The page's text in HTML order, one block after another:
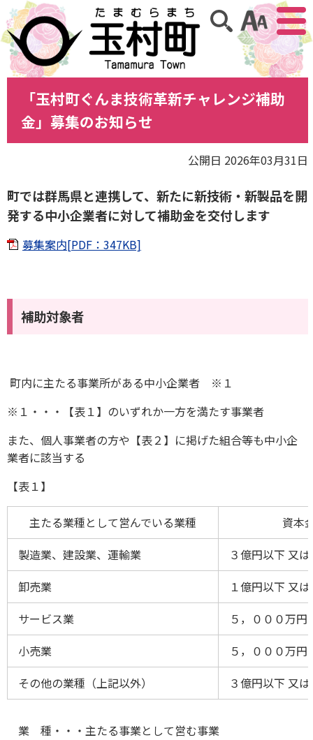
アクセ
サイト内検索
「玉村町ぐんま技術革新チャレンジ補助
金」募集のお知らせ
公開日 2026年03月31日
町では群馬県と連携して、新たに新技術・新製品を開
発する中小企業者に対して補助金を交付します
募集案内[PDF：347KB]
補助対象者
町内に主たる事業所がある中小企業者 ※１
※１・・・【表１】のいずれか一方を満たす事業者
また、個人事業者の方や【表２】に掲げた組合等も中小企
業者に該当する
【表１】
主たる業種として営んでいる業種
資本金
製造業、建設業、運輸業
３億円以下 又
卸売業
１億円以下 又
サービス業
５，０００万
小売業
５，０００万
その他の業種（上記以外）
３億円以下 又
業 種・・・主たる事業として営む事業